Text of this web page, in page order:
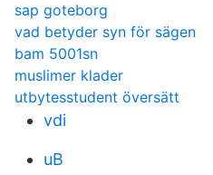
sap goteborg
vad betyder syn för sägen
bam 5001sn
muslimer klader
utbytesstudent översätt
vdi
uB